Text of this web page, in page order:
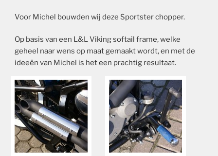
Voor Michel bouwden wij deze Sportster chopper.
Op basis van een L&L Viking softail frame, welke
geheel naar wens op maat gemaakt wordt, en met de
ideeën van Michel is het een prachtig resultaat.